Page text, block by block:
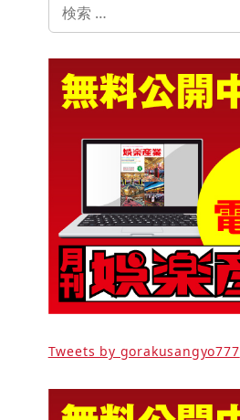
索
Tweets by gorakusangyo777